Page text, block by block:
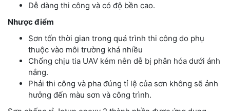
Dễ dàng thi công và có độ bền cao.
Nhược điểm
Sơn tốn thời gian trong quá trình thi công do phụ
thuộc vào môi trường khá nhiều
Chống chịu tia UAV kém nên dễ bị phân hóa dưới ánh
nắng.
Phải thi công và pha đúng tỉ lệ của sơn không sẽ ảnh
hưởng đến màu sơn và công trình.